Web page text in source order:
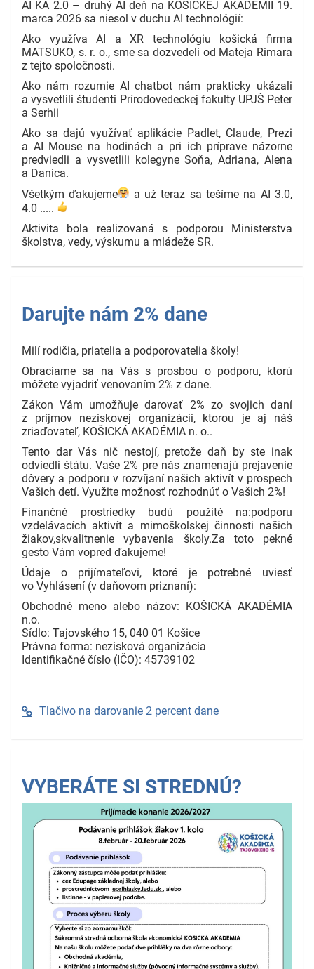
AI KA 2.0 – druhý AI deň na KOŠICKEJ AKADÉMII 19.
marca 2026 sa niesol v duchu AI technológií:
Ako využíva AI a XR technológiu košická firma
MATSUKO, s. r. o., sme sa dozvedeli od Mateja Rimara
z tejto spoločnosti.
Ako nám rozumie AI chatbot nám prakticky ukázali
a vysvetlili študenti Prírodovedeckej fakulty UPJŠ Peter
a Serhii
Ako sa dajú využívať aplikácie Padlet, Claude, Prezi
a AI Mouse na hodinách a pri ich príprave názorne
predviedli a vysvetlili kolegyne Soňa, Adriana, Alena
a Danica.
Všetkým ďakujeme
a už teraz sa tešíme na AI 3.0,
4.0 .....
Aktivita bola realizovaná s podporou Ministerstva
školstva, vedy, výskumu a mládeže SR.
Darujte nám 2% dane
Milí rodičia, priatelia a podporovatelia školy!
Obraciame sa na Vás s prosbou o podporu, ktorú
môžete vyjadriť venovaním 2% z dane.
Zákon Vám umožňuje darovať 2% zo svojich daní
z príjmov neziskovej organizácii, ktorou je aj náš
zriaďovateľ, KOŠICKÁ AKADÉMIA n. o..
Tento dar Vás nič nestojí, pretože daň by ste inak
odviedli štátu. Vaše 2% pre nás znamenajú prejavenie
dôvery a podporu v rozvíjaní našich aktivít v prospech
Vašich detí. Využite možnosť rozhodnúť o Vašich 2%!
Finančné prostriedky budú použité na:podporu
vzdelávacích aktivít a mimoškolskej činnosti našich
žiakov,skvalitnenie vybavenia školy.Za toto pekné
gesto Vám vopred ďakujeme!
Údaje o prijímateľovi, ktoré je potrebné uviesť
vo Vyhlásení (v daňovom priznaní):
Obchodné meno alebo názov: KOŠICKÁ AKADÉMIA
n.o.
Sídlo: Tajovského 15, 040 01 Košice
Právna forma: nezisková organizácia
Identifikačné číslo (IČO): 45739102
Tlačivo na darovanie 2 percent dane
VYBERÁTE SI STREDNÚ?